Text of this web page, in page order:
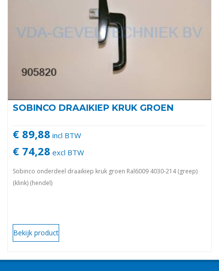
SOBINCO DRAAIKIEP KRUK GROEN
€ 89,88 incl BTW
€ 74,28 excl BTW
Sobinco onderdeel draaikiep kruk groen Ral6009 4030-214 (greep)
(klink) (hendel)
Bekijk product